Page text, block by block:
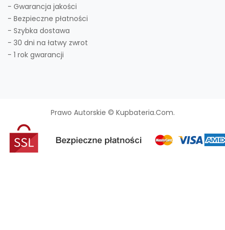
- Gwarancja jakości
- Bezpieczne płatności
- Szybka dostawa
- 30 dni na łatwy zwrot
- 1 rok gwarancji
Prawo Autorskie © Kupbateria.com.